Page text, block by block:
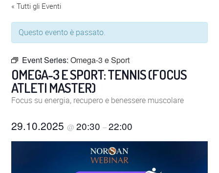
Info prodotti
Info Omega-3
Azienda
Supporto
« Tutti gli Eventi
Questo evento è passato.
Event Series: Omega-3 e Sport
OMEGA-3 E SPORT: TENNIS (FOCUS
ATLETI MASTER)
Focus su energia, recupero e benessere muscolare
29.10.2025 @ 20:30 –22:00